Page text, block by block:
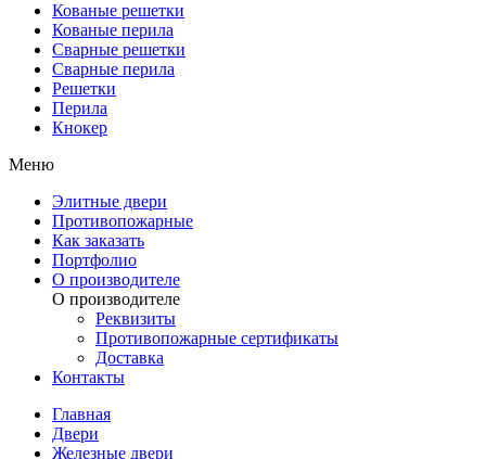
Кованые решетки
Кованые перила
Сварные решетки
Сварные перила
Решетки
Перила
Кнокер
Меню
Элитные двери
Противопожарные
Как заказать
Портфолио
О производителе
О производителе
Реквизиты
Противопожарные сертификаты
Доставка
Контакты
Главная
Двери
Железные двери